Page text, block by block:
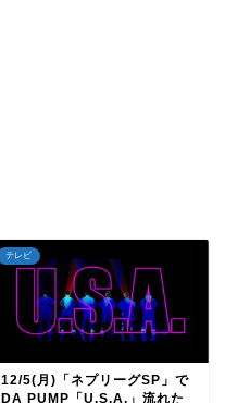
テレビ
12/5(月)「ネプリーグSP」で
DA PUMP「U.S.A.」流れた